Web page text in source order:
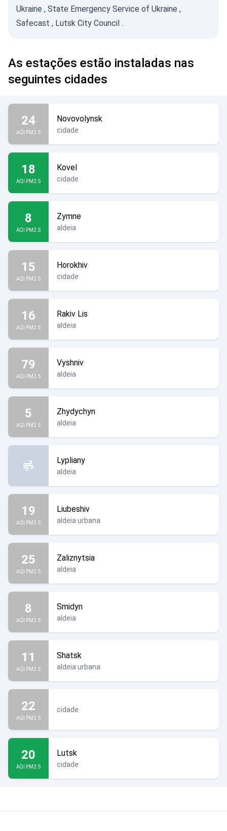
Ukraine , State Emergency Service of Ukraine ,
Safecast , Lutsk City Council .
As estações estão instaladas nas
seguintes cidades
24
AQI PM2.5
Novovolynsk
cidade
18
AQI PM2.5
Kovel
cidade
8
AQI PM2.5
Zymne
aldeia
15
AQI PM2.5
Horokhiv
cidade
16
AQI PM2.5
Rakiv Lis
aldeia
79
AQI PM2.5
Vyshniv
aldeia
5
AQI PM2.5
Zhydychyn
aldeia
Lypliany
aldeia
19
AQI PM2.5
Liubeshiv
aldeia urbana
25
AQI PM2.5
Zaliznytsia
aldeia
8
AQI PM2.5
Smidyn
aldeia
11
AQI PM2.5
Shatsk
aldeia urbana
22
AQI PM2.5
cidade
20
AQI PM2.5
Lutsk
cidade